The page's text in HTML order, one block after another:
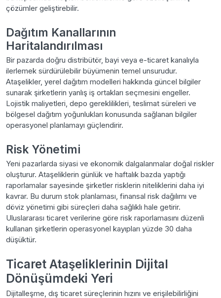
çözümler geliştirebilir.
Dağıtım Kanallarının
Haritalandırılması
Bir pazarda doğru distribütör, bayi veya e-ticaret kanalıyla
ilerlemek sürdürülebilir büyümenin temel unsurudur.
Ataşelikler, yerel dağıtım modelleri hakkında güncel bilgiler
sunarak şirketlerin yanlış iş ortakları seçmesini engeller.
Lojistik maliyetleri, depo gereklilikleri, teslimat süreleri ve
bölgesel dağıtım yoğunlukları konusunda sağlanan bilgiler
operasyonel planlamayı güçlendirir.
Risk Yönetimi
Yeni pazarlarda siyasi ve ekonomik dalgalanmalar doğal riskler
oluşturur. Ataşeliklerin günlük ve haftalık bazda yaptığı
raporlamalar sayesinde şirketler risklerin niteliklerini daha iyi
kavrar. Bu durum stok planlaması, finansal risk dağılımı ve
döviz yönetimi gibi süreçleri daha sağlıklı hale getirir.
Uluslararası ticaret verilerine göre risk raporlamasını düzenli
kullanan şirketlerin operasyonel kayıpları yüzde 30 daha
düşüktür.
Ticaret Ataşeliklerinin Dijital
Dönüşümdeki Yeri
Dijitalleşme, dış ticaret süreçlerinin hızını ve erişilebilirliğini